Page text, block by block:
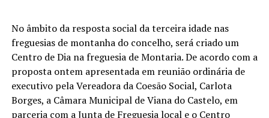
No âmbito da resposta social da terceira idade nas
freguesias de montanha do concelho, será criado um
Centro de Dia na freguesia de Montaria. De acordo com a
proposta ontem apresentada em reunião ordinária de
executivo pela Vereadora da Coesão Social, Carlota
Borges, a Câmara Municipal de Viana do Castelo, em
parceria com a Junta de Freguesia local e o Centro